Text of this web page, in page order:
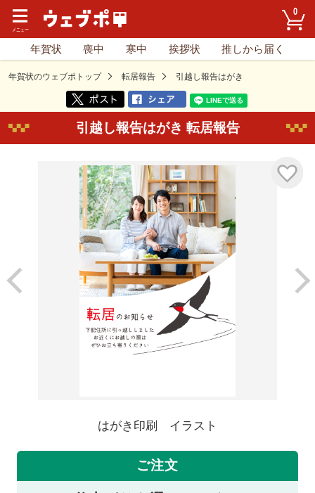
0
年賀状 喪中 寒中 挨拶状 推しから届く
年賀状のウェブポトップ 転居報告 引越し報告はがき
引越し報告はがき 転居報告
はがき印刷 イラスト
ご注文